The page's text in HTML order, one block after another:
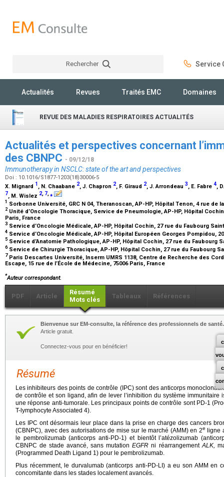
Rechercher Service
Actualités Revues Traités EMC Domaines
REVUE DES MALADIES RESPIRATOIRES ACTUALITÉS
Actualités et perspectives concernant
des CBNPC - 09/12/18
Immunotherapy in NSCLC: state of the art and perspectives
Doi : 10.1016/S1877-1203(18)30006-5
X. Mignard 1 , N. Chaabane 2, J. Chapron 2, F. Giraud 2, J. Arrondeau 3, E. Fabre 4,
7, M. Wislez 2 7 ⁎
1 Sorbonne Université, GRC N 04, Theranoscan, AP-HP, Hôpital Tenon, 4 rue de
2 Unité d’Oncologie Thoracique, Service de Pneumologie, AP-HP, Hôpital
Paris, France
3 Service d’Oncologie Médicale, AP-HP, Hôpital Cochin, 27 rue du Faubourg
4 Service d’Oncologie Médicale, AP-HP, Hôpital Européen Georges Pompidou,
5 Service d’Anatomie Pathologique, AP-HP, Hôpital Cochin, 27 rue du Faubourg
6Service de Chirurgie Thoracique, AP-HP, Hôpital Cochin, 27 rue du Faubourg
7 Paris Descartes Université, Inserm UMRS 1138, Centre de Recherche des
Escape, 15 rue de l’École de Médecine, 75006 Paris, France
*Auteur correspondant.
PDF Article
Résumé
Mots clés
Tableaux Références
Bienvenue sur EM-consulte, la référence des professionnels de santé.
Article gratuit.
Connectez-vous pour en bénéficier!
Résumé
Les inhibiteurs des points de contrôle (IPC) sont des anticorps
de contrôle et son ligand, afin de lever l’inhibition du système immunitaire
une réponse anti-tumorale. Les principaux points de contrôle sont PD-1
T-lymphocyte Associated 4).
Les IPC ont désormais leur place dans la prise en charge des cancers
(CBNPC), avec des autorisations de mise sur le marché (AMM) en 2e
ligne
le pembrolizumab (anticorps anti-PD-1) et bientôt l’atézolizumab
CBNPC de stade avancé, sans mutationEGFR ni réarrangementALK,
(Programmed Death Ligand 1) pour le pembrolizumab.
Plus récemment, le durvalumab (anticorps anti-PD-LI) a eu son AMM en
concomitante dans les stades localement avancés.